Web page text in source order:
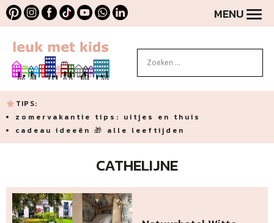
MENU
TIPS:
zomervakantie tips: uitjes en thuis
cadeau ideeën 🎁 alle leeftijden
CATHELIJNE